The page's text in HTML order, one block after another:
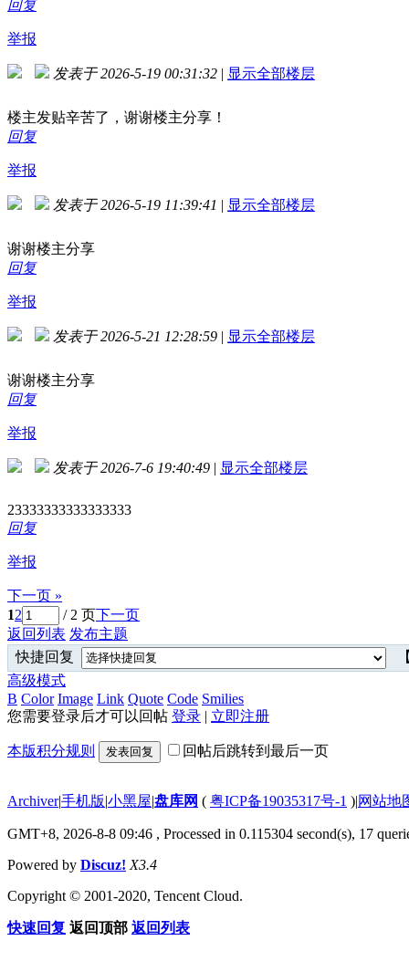
回复
举报
发表于 2026-5-19 00:31:32 | 显示全部楼层
楼主发贴辛苦了，谢谢楼主分享！
回复
举报
发表于 2026-5-19 11:39:41 | 显示全部楼层
谢谢楼主分享
回复
举报
发表于 2026-5-21 12:28:59 | 显示全部楼层
谢谢楼主分享
回复
举报
发表于 2026-7-6 19:40:49 | 显示全部楼层
23333333333333333
回复
举报
下一页 »
12 / 2 页下一页
返回列表 发布主题
快捷回复
高级模式
B Color Image Link Quote Code Smilies
您需要登录后才可以回帖 登录 | 立即注册
本版积分规则 发表回复 回帖后跳转到最后一页
Archiver|手机版|小黑屋|盘库网 ( 粤ICP备19035317号-1 )|网站地
GMT+8, 2026-8-8 09:46 , Processed in 0.115304 second(s), 17
Powered by Discuz! X3.4
Copyright © 2001-2020, Tencent Cloud.
快速回复 返回顶部 返回列表